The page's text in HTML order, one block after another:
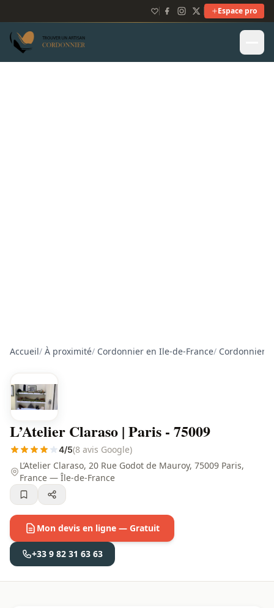
Espace pro
Accueil/ À proximité/ Cordonnier en Ile-de-France/ Cordonnier
L’Atelier Claraso | Paris - 75009
4/5(8 avis Google)
L’Atelier Claraso, 20 Rue Godot de Mauroy, 75009 Paris,
France — Île-de-France
Mon devis en ligne — Gratuit
+33 9 82 31 63 63